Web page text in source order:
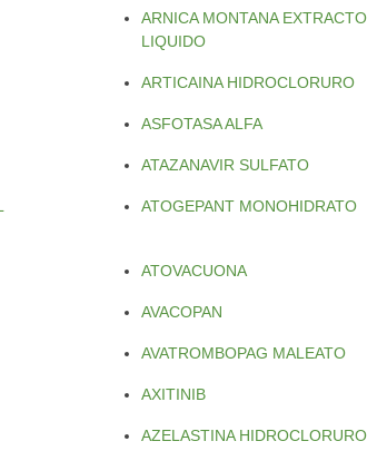
ARNICA MONTANA EXTRACTO
LIQUIDO
ARTICAINA HIDROCLORURO
ASFOTASA ALFA
ATAZANAVIR SULFATO
ATOGEPANT MONOHIDRATO
ATOVACUONA
AVACOPAN
AVATROMBOPAG MALEATO
AXITINIB
AZELASTINA HIDROCLORURO